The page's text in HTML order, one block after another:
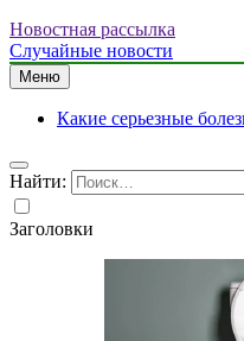
Новостная рассылка
Случайные новости
Меню
Какие серьезные
Найти:
Заголовки